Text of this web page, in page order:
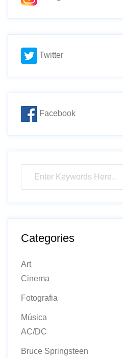
Twitter
Facebook
Categories
Art
Cinema
Fotografia
Música
AC/DC
Bruce Springsteen